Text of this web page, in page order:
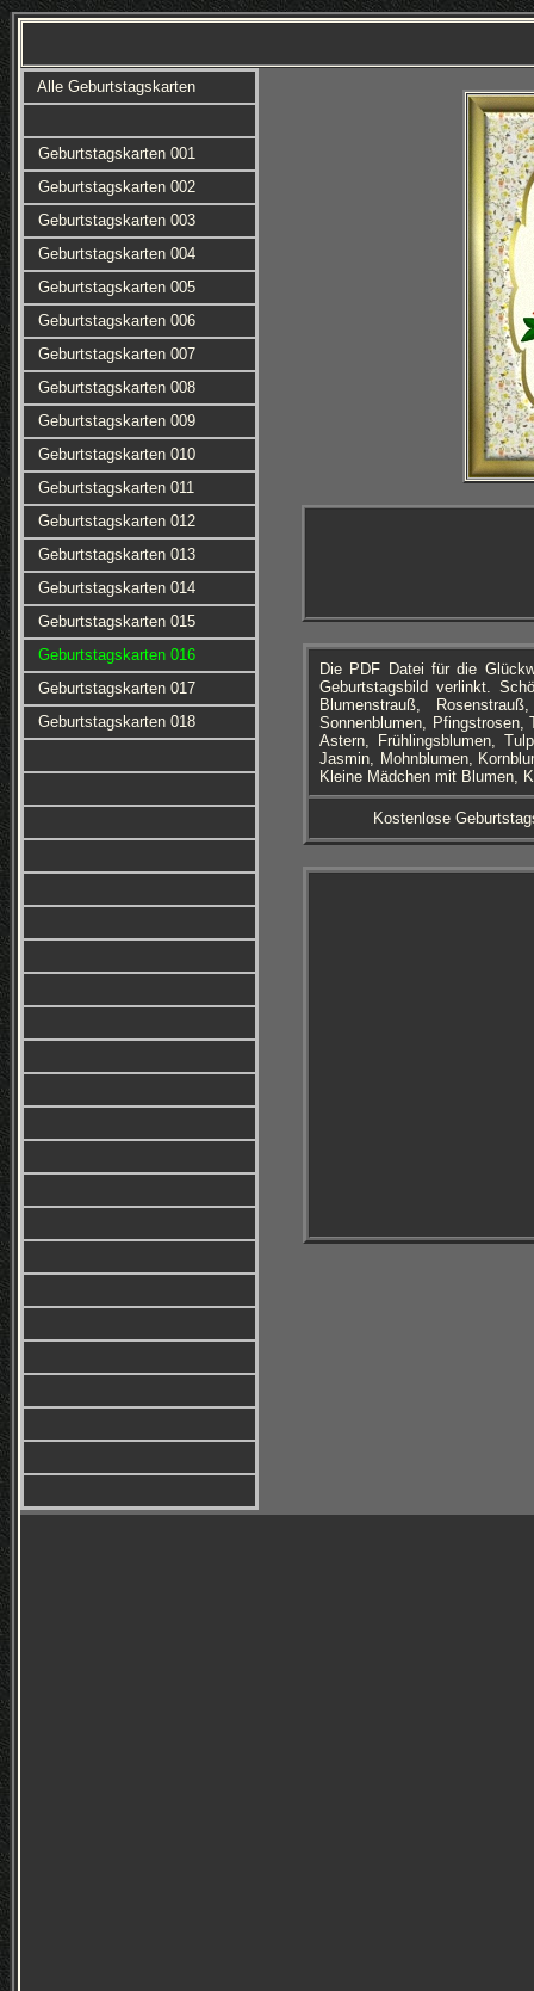
Alle Geburtstagskarten
Geburtstagskarten 001
Geburtstagskarten 002
Geburtstagskarten 003
Geburtstagskarten 004
Geburtstagskarten 005
Geburtstagskarten 006
Geburtstagskarten 007
Geburtstagskarten 008
Geburtstagskarten 009
Geburtstagskarten 010
Geburtstagskarten 011
Geburtstagskarten 012
Geburtstagskarten 013
Geburtstagskarten 014
Geburtstagskarten 015
Geburtstagskarten 016
Geburtstagskarten 017
Geburtstagskarten 018
Die PDF Datei für die
Geburtstagsbild verlinkt.
Blumenstrauß,
Sonnenblumen, Pfingstrosen,
Astern, Frühlingsblumen,
Jasmin, Mohnblumen,
Kleine Mädchen mit Blumen,
Kostenlose